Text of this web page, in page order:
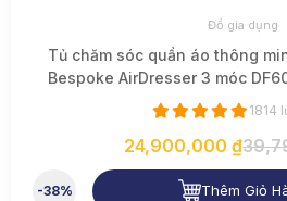
Đồ gia dụng
Tủ chăm sóc quần áo thông
Bespoke AirDresser 3 móc
TRƯNG BÀY)
1814
24,900,000 ₫
-38% Thêm Giỏ